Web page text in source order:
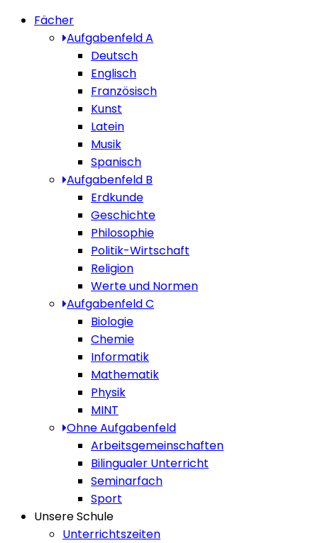
Fächer
Aufgabenfeld A
Deutsch
Englisch
Französisch
Kunst
Latein
Musik
Spanisch
Aufgabenfeld B
Erdkunde
Geschichte
Philosophie
Politik-Wirtschaft
Religion
Werte und Normen
Aufgabenfeld C
Biologie
Chemie
Informatik
Mathematik
Physik
MINT
Ohne Aufgabenfeld
Arbeitsgemeinschaften
Bilingualer Unterricht
Seminarfach
Sport
Unsere Schule
Unterrichtszeiten